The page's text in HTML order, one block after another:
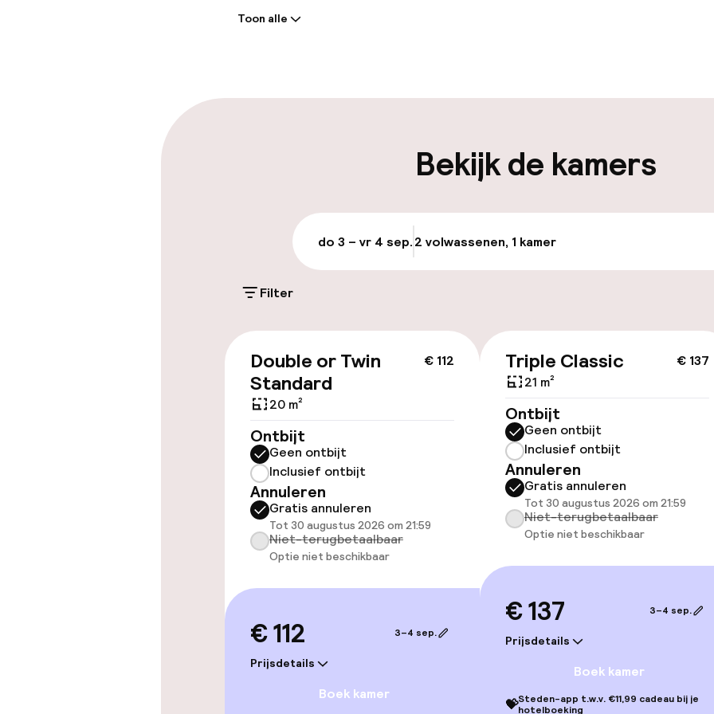
Parkeergelegenheid op eigen
Gratis parkeren
Openbaar parkeren
Transferservice
Fietsenstalling
Toegankelijkheid
Lift
Zwemmen & wellness
Massage
Schoonheidssalon
Gratis wifi
Tuin
Toon alle
Bekijk de kamers
do 3 – vr 4 sep.2 volwassenen, 1 kamer
Filter
€ 112
Double or Twin
Standard
20 m²
Ontbijt
Geen ontbijt
Inclusief ontbijt
Annuleren
Gratis annuleren
Tot 30 augustus 2026 om 21:59
Niet-terugbetaalbaar
Optie niet beschikbaar
€ 112
Prijsdetails
3–4 sep.
Boek kamer
€ 137
Triple Classic
21 m²
Ontbijt
Geen ontbijt
Inclusief ontbijt
Annuleren
Gratis annuleren
Tot 30 augustus 2026 om 21:59
Niet-terugbetaalbaar
Optie niet beschikbaar
€ 137
Prijsdetails
3–4 sep.
Boek kamer
💝Steden-app t.w.v. €11,99 cadeau bij je
hotelboeking